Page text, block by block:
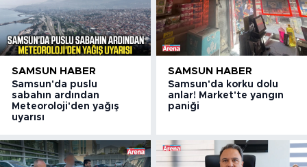
SAMSUN HABER
Samsun'da puslu
sabahın ardından
Meteoroloji'den yağış
uyarısı
SAMSUN HABER
Samsun'da korku dolu
anlar! Market'te yangın
paniği